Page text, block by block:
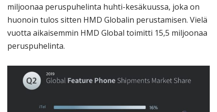
miljoonaa peruspuhelinta huhti-kesäkuussa, joka on
huonoin tulos sitten HMD Globalin perustamisen. Vielä
vuotta aikaisemmin HMD Global toimitti 15,5 miljoonaa
peruspuhelinta.